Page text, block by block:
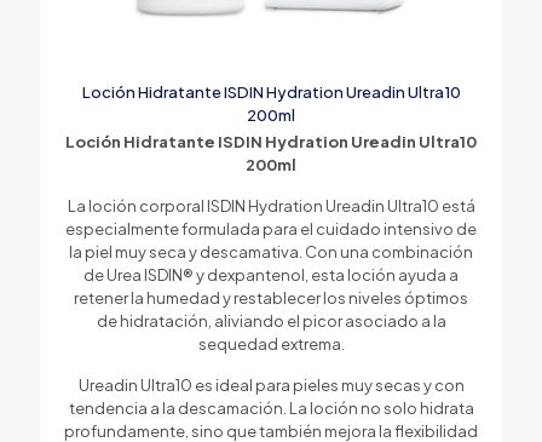
Loción Hidratante ISDIN Hydration Ureadin Ultra10
200ml
Loción Hidratante ISDIN Hydration Ureadin Ultra10
200ml
La loción corporal ISDIN Hydration Ureadin Ultra10 está
especialmente formulada para el cuidado intensivo de
la piel muy seca y descamativa. Con una combinación
de Urea ISDIN® y dexpantenol, esta loción ayuda a
retener la humedad y restablecer los niveles óptimos
de hidratación, aliviando el picor asociado a la
sequedad extrema.
Ureadin Ultra10 es ideal para pieles muy secas y con
tendencia a la descamación. La loción no solo hidrata
profundamente, sino que también mejora la flexibilidad